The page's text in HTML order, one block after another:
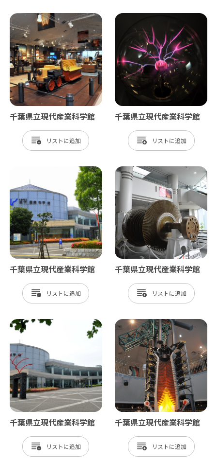
千葉県立現代産業科学館
リスト
千葉県立現代産業科学館
リスト
千葉県立現代産業科学館
リスト
千葉県立現代産業科学館
リスト
千葉県立現代産業科学館
リスト
千葉県立現代産業科学館
リスト